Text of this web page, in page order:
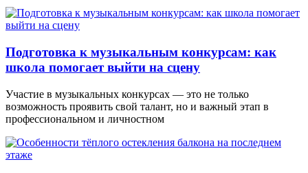
Подготовка к музыкальным конкурсам: как
школа помогает выйти на сцену
Участие в музыкальных конкурсах — это не только
возможность проявить свой талант, но и важный этап в
профессиональном и личностном